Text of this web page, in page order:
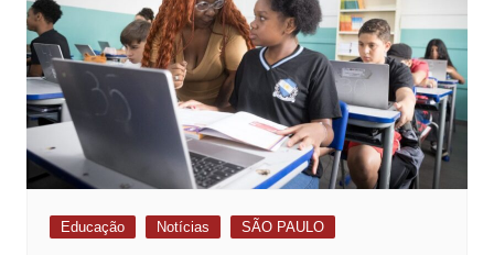
Educação Notícias SÃO PAULO